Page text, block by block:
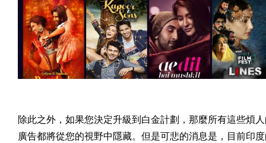
除此之外，如果您決定升級到白金計劃，那麼所有這些煩
廣告都將從您的視野中隱藏。但是可悲的消息是，目前印